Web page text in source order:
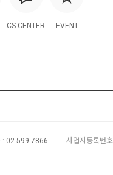
CS CENTER EVENT
: 02-599-7866 사업자등록번